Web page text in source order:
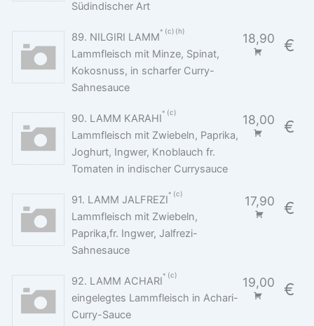
Südindischer Art
89. NILGIRI LAMM
c h
18,90 €
Lammfleisch mit Minze, Spinat,
Kokosnuss, in scharfer Curry-
Sahnesauce
90. LAMM KARAHI
c
18,00 €
Lammfleisch mit Zwiebeln, Paprika,
Joghurt, Ingwer, Knoblauch fr.
Tomaten in indischer Currysauce
91. LAMM JALFREZI
c
17,90 €
Lammfleisch mit Zwiebeln,
Paprika,fr. Ingwer, Jalfrezi-
Sahnesauce
92. LAMM ACHARI
c
19,00 €
eingelegtes Lammfleisch in Achari-
Curry-Sauce